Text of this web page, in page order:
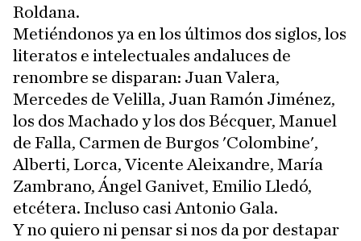
Roldana.
Metiéndonos ya en los últimos dos siglos, los
literatos e intelectuales andaluces de
renombre se disparan: Juan Valera,
Mercedes de Velilla, Juan Ramón Jiménez,
los dos Machado y los dos Bécquer, Manuel
de Falla, Carmen de Burgos 'Colombine',
Alberti, Lorca, Vicente Aleixandre, María
Zambrano, Ángel Ganivet, Emilio Lledó,
etcétera. Incluso casi Antonio Gala.
Y no quiero ni pensar si nos da por destapar